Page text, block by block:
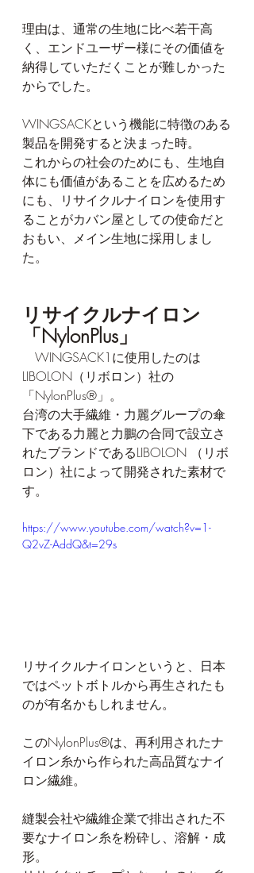
理由は、通常の生地に比べ若干高
く、エンドユーザー様にその価値を
納得していただくことが難しかった
からでした。
WINGSACKという機能に特徴のある
製品を開発すると決まった時。
これからの社会のためにも、生地自
体にも価値があることを広めるため
にも、リサイクルナイロンを使用す
ることがカバン屋としての使命だと
おもい、メイン生地に採用しまし
た。
リサイクルナイロン
「NylonPlus」
WINGSACK1に使用したのは
LIBOLON（リボロン）社の
「NylonPlus®」。
台湾の大手繊維・力麗グループの傘
下である力麗と力鵬の合同で設立さ
れたブランドであるLIBOLON （リボ
ロン）社によって開発された素材で
す。
https://www.youtube.com/watch?v=1-
Q2vZ-AddQ&t=29s
リサイクルナイロンというと、日本
ではペットボトルから再生されたも
のが有名かもしれません。
このNylonPlus®は、再利用されたナ
イロン糸から作られた高品質なナイ
ロン繊維。
縫製会社や繊維企業で排出された不
要なナイロン糸を粉砕し、溶解・成
形。